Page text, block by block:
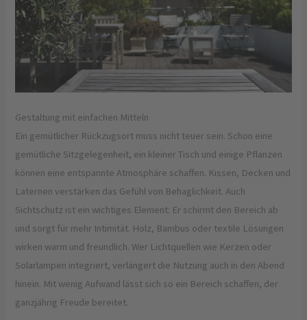
Gestaltung mit einfachen Mitteln
Ein gemütlicher Rückzugsort muss nicht teuer sein. Schon eine
gemütliche Sitzgelegenheit, ein kleiner Tisch und einige Pflanzen
können eine entspannte Atmosphäre schaffen. Kissen, Decken und
Laternen verstärken das Gefühl von Behaglichkeit. Auch
Sichtschutz ist ein wichtiges Element: Er schirmt den Bereich ab
und sorgt für mehr Intimität. Holz, Bambus oder textile Lösungen
wirken warm und freundlich. Wer Lichtquellen wie Kerzen oder
Solarlampen integriert, verlängert die Nutzung auch in den Abend
hinein. Mit wenig Aufwand lässt sich so ein Bereich schaffen, der
ganzjährig Freude bereitet.